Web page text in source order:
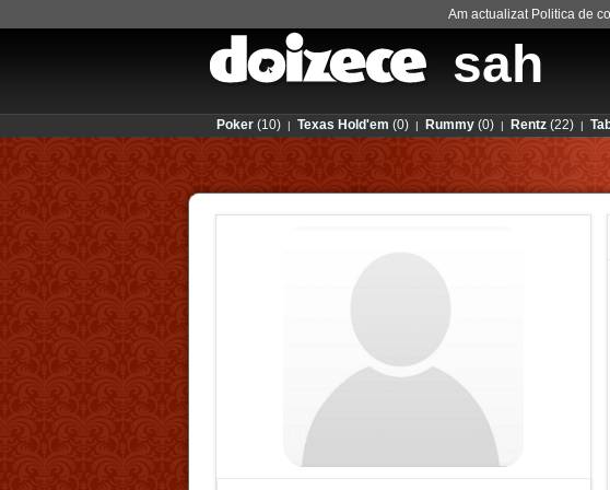
Am actualizat Politica de
sah
Poker (10) | Texas Hold'em (0) | Rummy (0) | Rentz (22) |